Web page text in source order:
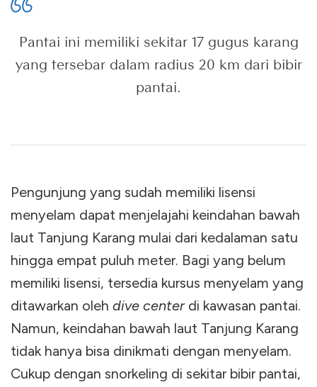
Pantai ini memiliki sekitar 17 gugus karang
yang tersebar dalam radius 20 km dari bibir
pantai.
Pengunjung yang sudah memiliki lisensi
menyelam dapat menjelajahi keindahan bawah
laut Tanjung Karang mulai dari kedalaman satu
hingga empat puluh meter. Bagi yang belum
memiliki lisensi, tersedia kursus menyelam yang
ditawarkan oleh dive centerdi kawasan pantai.
Namun, keindahan bawah laut Tanjung Karang
tidak hanya bisa dinikmati dengan menyelam.
Cukup dengan snorkeling di sekitar bibir pantai,